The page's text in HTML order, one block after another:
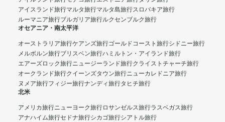
アイスランド旅行マルタ旅行マルタ島旅行スロバキア旅行
ルーマニア旅行ブルガリア旅行ルクセンブルク旅行
オセアニア・南太平洋
オーストラリア旅行ケアンズ旅行ゴールドコースト旅行シドニー旅行
メルボルン旅行ブリスベン旅行ハミルトン・アイランド旅行
エアーズロック旅行ニュージーランド旅行クライストチャーチ旅行
オークランド旅行クイーンズタウン旅行ニューカレドニア旅行
ヌメア旅行フィジー旅行ナンディ旅行タヒチ旅行
北米
アメリカ旅行ニューヨーク旅行ロサンゼルス旅行ラスベガス旅行
アナハイム旅行セドナ旅行シカゴ旅行シアトル旅行